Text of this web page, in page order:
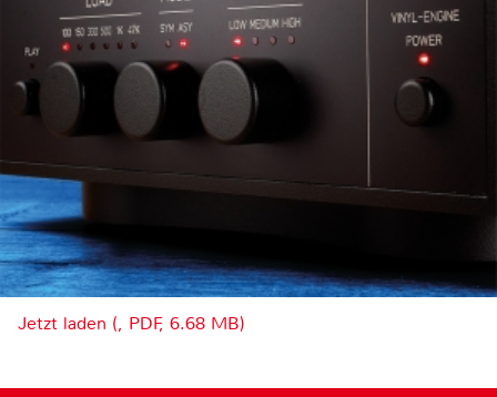
Jetzt laden (, PDF, 6.68 MB)